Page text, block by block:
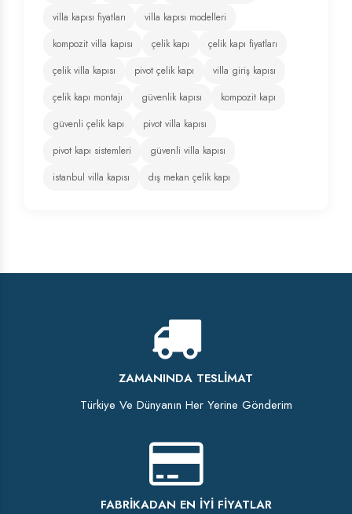
villa kapısı fiyatları
villa kapısı modelleri
kompozit villa kapısı
çelik kapı
çelik kapı fiyatları
çelik villa kapısı
pivot çelik kapı
villa giriş kapısı
çelik kapı montajı
güvenlik kapısı
kompozit kapı
güvenli çelik kapı
pivot villa kapısı
pivot kapı sistemleri
güvenli villa kapısı
istanbul villa kapısı
dış mekan çelik kapı
ZAMANINDA TESLIMAT
Türkiye Ve Dünyanın Her Yerine Gönderim
FABRIKADAN EN İYI FIYATLAR